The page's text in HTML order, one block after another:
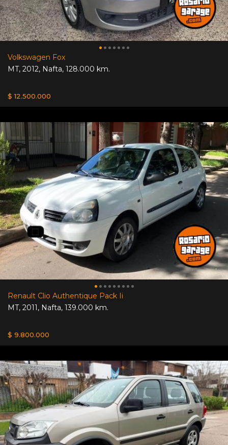
Volkswagen Fox
MT, 2012, Nafta, 128.000 km.
$ 12.500.000
Renault Clio Authentique Pack Ii
MT, 2011, Nafta, 139.000 km.
$ 9.800.000